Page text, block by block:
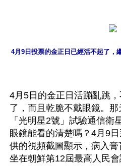
4月9日投票的金正日已經活不起了，
4月5日的金正日活蹦亂跳
了，而且乾脆不戴眼鏡。
「光明星2號」試驗通信衛
眼鏡能看的清楚嗎？4月9
供的視頻截圖顯示，病入膏
坐在朝鮮第12屆最高人民會